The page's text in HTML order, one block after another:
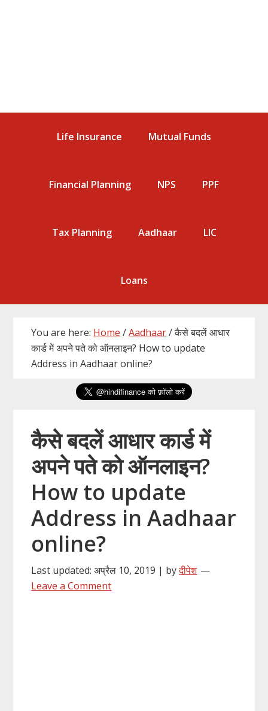
Life Insurance Mutual Funds
Financial Planning NPS PPF
Tax Planning Aadhaar LIC
Loans
You are here: Home /Aadhaar/कैसे बदलें आधार
कार्ड में अपने पते को ऑनलाइन? How to update
Address in Aadhaar online?
कैसे बदलें आधार कार्ड में
अपने पते को ऑनलाइन?
How to update
Address in Aadhaar
online?
Last updated: अप्रैल 10, 2019 | byदीपेश
Leave a Comment